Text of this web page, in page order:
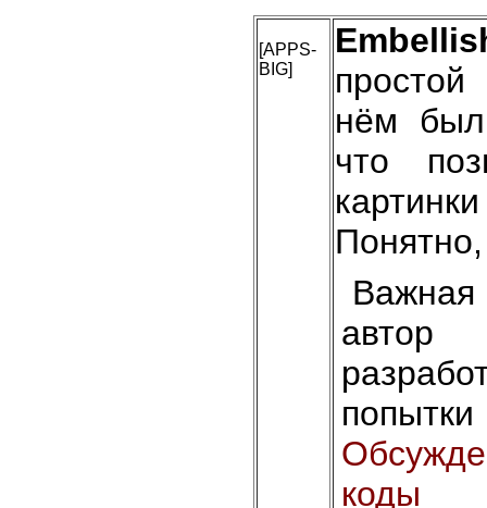
[APPS-
BIG]
нём
что
коды